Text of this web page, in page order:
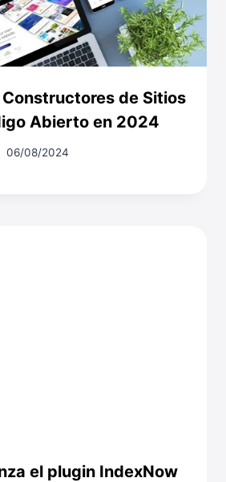
Constructores de Sitios
Abierto en 2024
06/08/2024
el plugin IndexNow